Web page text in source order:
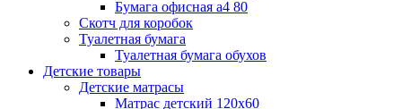
Бумага офисная а4 80
Скотч для коробок
Туалетная бумага
Туалетная бумага обухов
Детские товары
Детские матрасы
Матрас детский 120х60